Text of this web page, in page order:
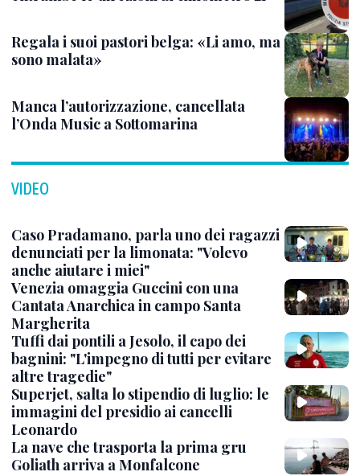
Regala i suoi pastori belga: «Li amo, ma
sono malata»
Manca l’autorizzazione, cancellata
l’Onda Music a Sottomarina
VIDEO
Caso Pradamano, parla uno dei ragazzi
denunciati per la limonata: "Volevo
anche aiutare i miei"
Venezia omaggia Guccini con una
Cantata Anarchica in campo Santa
Margherita
Tuffi dai pontili a Jesolo, il capo dei
bagnini: "L'impegno di tutti per evitare
altre tragedie"
Superjet, salta lo stipendio di luglio: le
immagini del presidio ai cancelli
Leonardo
La nave che trasporta la prima gru
Goliath arriva a Monfalcone